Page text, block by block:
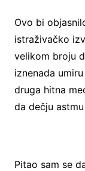
Ovo bi
istraživačko
velikom broju
iznenada
druga hitna
da dečju
Pitao sam se